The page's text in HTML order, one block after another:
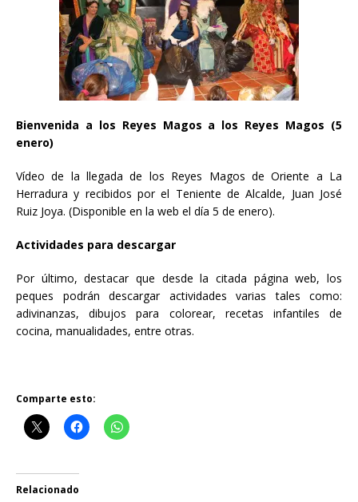
Bienvenida a los Reyes Magos a los Reyes Magos (5
enero)
Vídeo de la llegada de los Reyes Magos de Oriente a La
Herradura y recibidos por el Teniente de Alcalde, Juan José
Ruiz Joya. (Disponible en la web el día 5 de enero).
Actividades para descargar
Por último, destacar que desde la citada página web, los
peques podrán descargar actividades varias tales como:
adivinanzas, dibujos para colorear, recetas infantiles de
cocina, manualidades, entre otras.
Comparte esto:
Relacionado